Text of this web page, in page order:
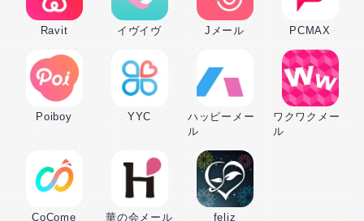
Ravit イヴイヴ Jメール PCMAX
Poiboy YYC
ハッピーメー
ル
ワクワクメー
ル
CoCome 華の会メール feliz